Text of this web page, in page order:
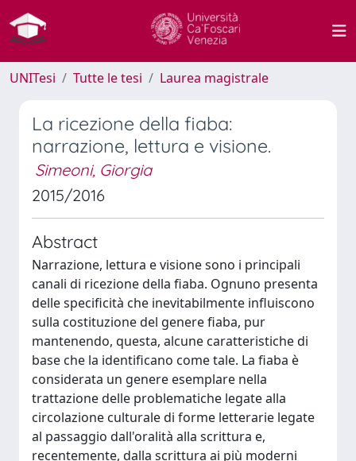
UNITesi Tutte le tesi Laurea magistrale
La ricezione della fiaba:
narrazione, lettura e visione.
Simeoni, Giorgia
2015/2016
Abstract
Narrazione, lettura e visione sono i principali
canali di ricezione della fiaba. Ognuno presenta
delle specificità che inevitabilmente influiscono
sulla costituzione del genere fiaba, pur
mantenendo, questa, alcune caratteristiche di
base che la identificano come tale. La fiaba è
considerata un genere esemplare nella
trattazione delle problematiche legate alla
circolazione culturale di forme letterarie legate
al passaggio dall'oralità alla scrittura e,
recentemente, dalla scrittura ai più moderni